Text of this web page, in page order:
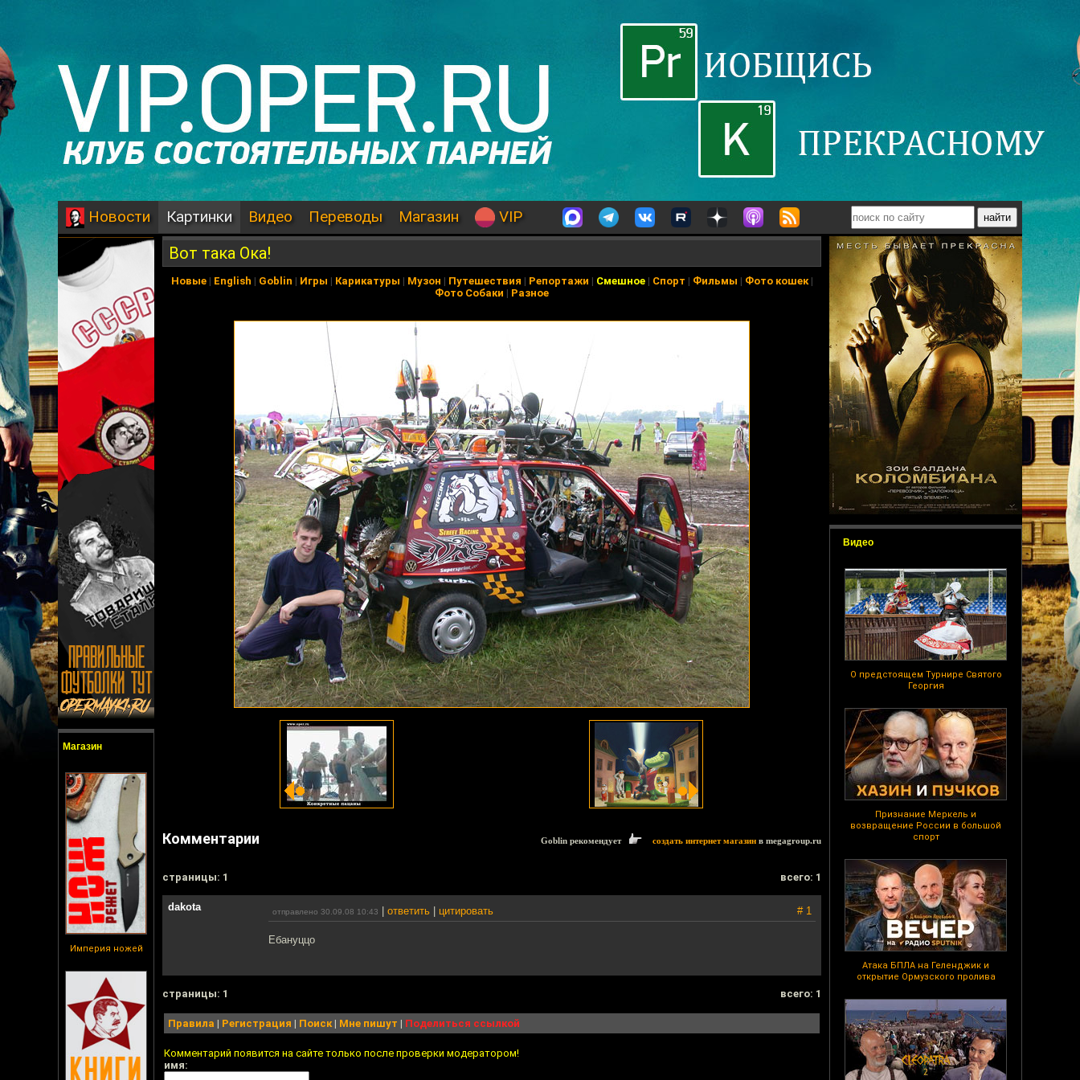
Новости Картинки Видео Переводы Магазин VIP
Магазин
Империя ножей
Видео
О предстоящем Турнире Святого
Георгия
Признание Меркель и
возвращение России в большой
спорт
Атака БПЛА на Геленджик и
открытие Ормузского пролива
Вот така Ока!
Новые| English | Goblin | Игры | Карикатуры | Музон | Путешествия | Репортажи | Смешное| Спорт | Фильмы | Фото кошек|
Фото Собаки | Разное
Комментарии Goblin рекомендует создать интернет магазин в megagroup.ru
cтраницы: 1 всего: 1
dakota отправлено 30.09.08 10:43 ответить цитировать # 1
Ебануццо
cтраницы: 1 всего: 1
Правила | Регистрация | Поиск| Мне пишут | Поделиться ссылкой
Комментарий появится на сайте только после проверки модератором!
имя: